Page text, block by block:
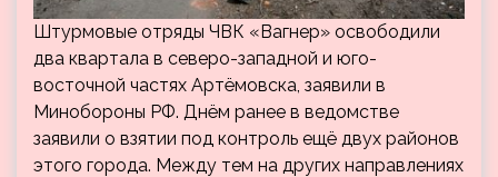
Штурмовые отряды ЧВК «Вагнер» освободили
два квартала в северо-западной и юго-
восточной частях Артёмовска, заявили в
Минобороны РФ. Днём ранее в ведомстве
заявили о взятии под контроль ещё двух районов
этого города. Между тем на других направлениях